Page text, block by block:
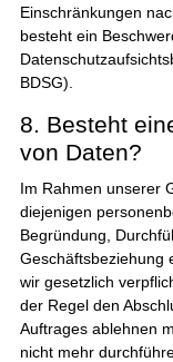
Einschränkungen
besteht ein
BDSG).
8. Besteht
von Daten?
Im Rahmen unserer
diejenigen
Begründung,
Geschäftsbeziehung
wir gesetzlich
der Regel den
Auftrages ablehnen
nicht mehr